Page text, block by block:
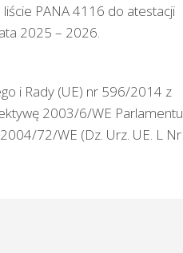
PANA 4116 do atestacji
2025 – 2026.
i Rady (UE) nr 596/2014 z
2003/6/WE Parlamentu
72/WE (Dz. Urz. UE. L Nr